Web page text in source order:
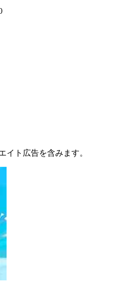
ト広告を含みます。